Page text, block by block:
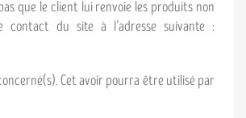
que le client lui renvoie les produits non
du site à l’adresse suivante :
Cet avoir pourra être utilisé par